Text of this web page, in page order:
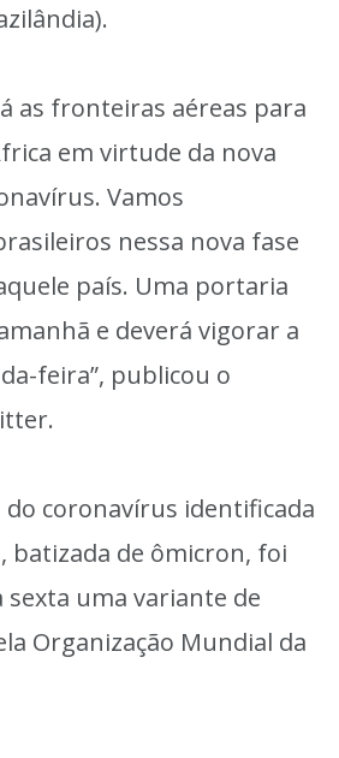
as fronteiras aéreas para
em virtude da nova
Vamos
nessa nova fase
país. Uma portaria
e deverá vigorar a
feira”, publicou o
coronavírus identificada
batizada de ômicron, foi
sexta uma variante de
Organização Mundial da